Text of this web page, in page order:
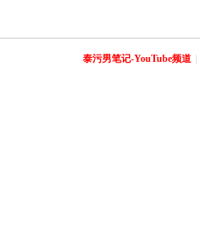
泰污男笔记-YouTube频道